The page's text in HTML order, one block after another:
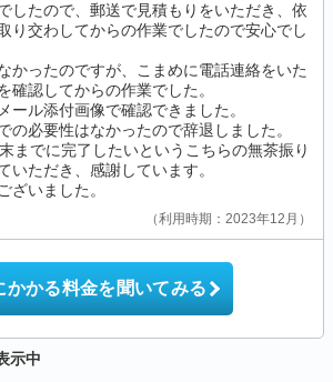
したので、郵送で見積もりをいただき、依
り交わしてからの作業でしたので安心でし
かったのですが、こまめに電話連絡をいた
確認してからの作業でした。
ール添付画像で確認できました。
の必要性はなかったので辞退しました。
までに完了したいというこちらの無茶振り
いただき、感謝しています。
ざいました。
利用時期：2023年12月
かかる料金を聞いてみる
示中